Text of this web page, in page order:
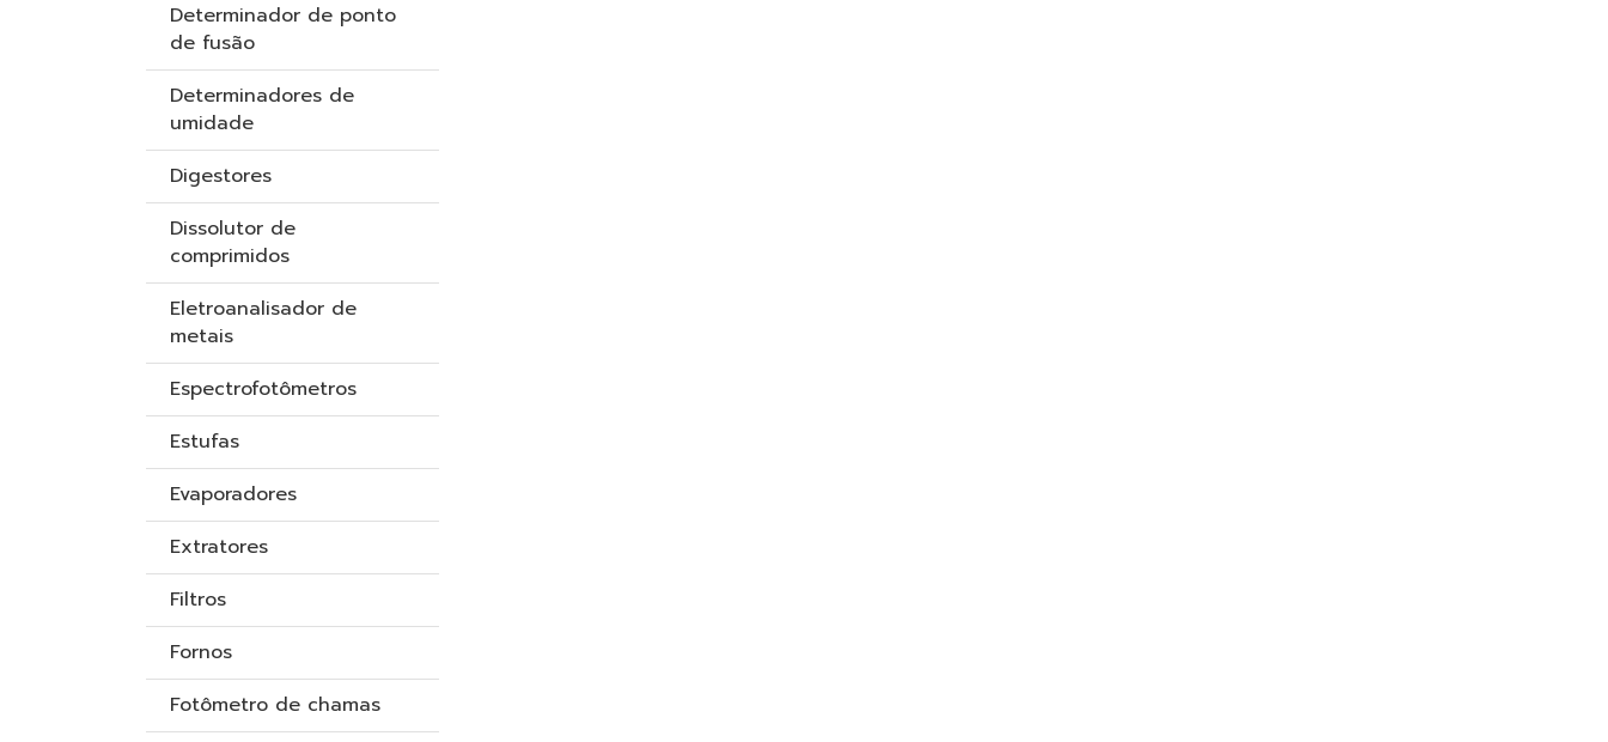
Determinador de ponto
de fusão
Determinadores de
umidade
Digestores
Dissolutor de
comprimidos
Eletroanalisador de
metais
Espectrofotômetros
Estufas
Evaporadores
Extratores
Filtros
Fornos
Fotômetro de chamas